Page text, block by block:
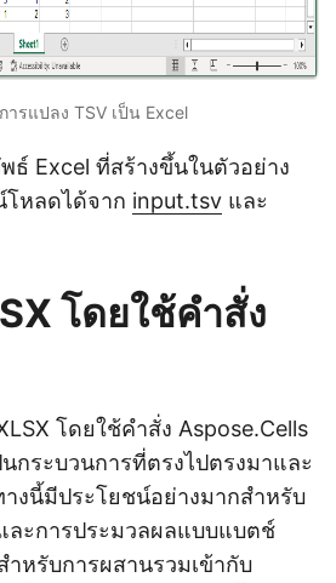
ารแปลง TSV เป็น Excel
ธ์ Excel ที่สร้างขึ้นในตัวอย่าง
โหลดได้จาก input.tsv และ
โดยใช้คำสั่ง
โดยใช้คำสั่ง Aspose.Cells
กระบวนการที่ตรงไปตรงมาและ
งนี้มีประโยชน์อย่างมากสำหรับ
ละการประมวลผลแบบแบตช์
ำหรับการผสานรวมเข้ากับ